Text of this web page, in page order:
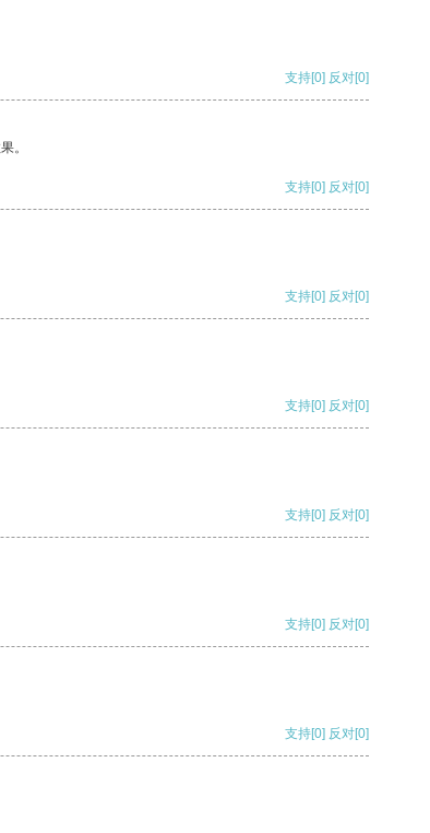
支持[0] 反对[0]
。
支持[0] 反对[0]
支持[0] 反对[0]
支持[0] 反对[0]
支持[0] 反对[0]
支持[0] 反对[0]
支持[0] 反对[0]